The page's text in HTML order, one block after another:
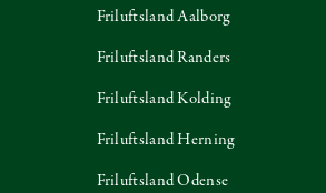
Friluftsland Aalborg
Friluftsland Randers
Friluftsland Kolding
Friluftsland Herning
Friluftsland Odense